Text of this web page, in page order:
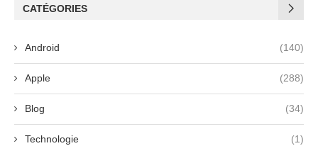
CATÉGORIES
Android (140)
Apple (288)
Blog (34)
Technologie (1)